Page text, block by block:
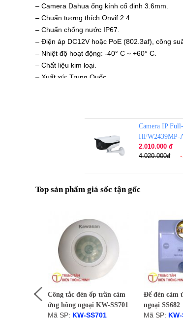
– Camera Dahua ống kính cố định 3.6mm.
– Chuẩn tương thích Onvif 2.4.
– Chuẩn chống nước IP67.
– Điện áp DC12V hoặc PoE (802.3af), công
– Nhiệt độ hoạt động: -40° C ~ +60° C.
– Chất liệu kim loại.
– Xuất xứ: Trung Quốc.
DAHUA DH-IPC-
để được hỗ trợ tốt nhất. Tham khảo
Camera dahua Camera ghi hình Camera
Camera IP
HFW2439MP-
2.010.000 đ
4.020.000đ
Top sản phẩm giá sốc tận gốc
Công tắc đèn ốp trần cảm
ứng hồng ngoại KW-SS701
Mã SP: KW-SS701
Đế đèn cảm
ngoại SS682
Mã SP: